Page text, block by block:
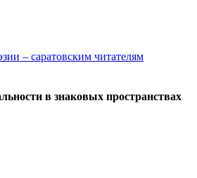
в знаковых пространствах